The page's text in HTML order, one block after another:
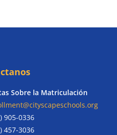
Sobre la Matriculación
905-0336
457-3036